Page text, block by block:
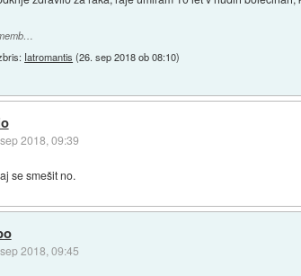
Iatromantis (26. sep 2018 ob 08:10)
2018, 09:39
se smešit no.
2018, 09:45